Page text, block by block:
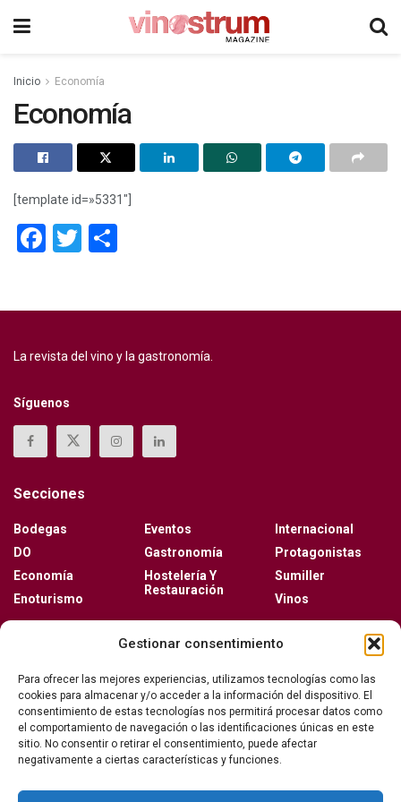
Gestionar consentimiento
Para ofrecer las mejores experiencias, utilizamos tecnologías como las
cookies para almacenar y/o acceder a la información del dispositivo. El
consentimiento de estas tecnologías nos permitirá procesar datos como
el comportamiento de navegación o las identificaciones únicas en este
sitio. No consentir o retirar el consentimiento, puede afectar
negativamente a ciertas características y funciones.
Inicio Economía
Economía
[template id=»5331″]
Facebook
Twitter
La revista del vino y la gastronomía.
Síguenos
Secciones
Bodegas
DO
Economía
Enoturismo
Eventos
Gastronomía
Hostelería Y
Restauración
Internacional
Protagonistas
Sumiller
Vinos
Vino y verano: la guía para disfrutar de las copas
más frescas de la temporada
Ribera del Duero y Seminci renuevan su alianza
para la 71ª edición del festival